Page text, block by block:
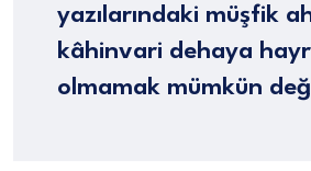
yazılarındaki müşfik
kâhinvari dehaya
olmamak mümkün